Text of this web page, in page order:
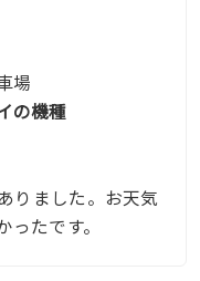
場
の機種
りました。お天気
たです。